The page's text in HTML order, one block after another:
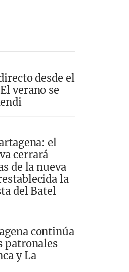
desde el
verano se
el
cerrará
de la nueva
la
del Batel
continúa
patronales
y La